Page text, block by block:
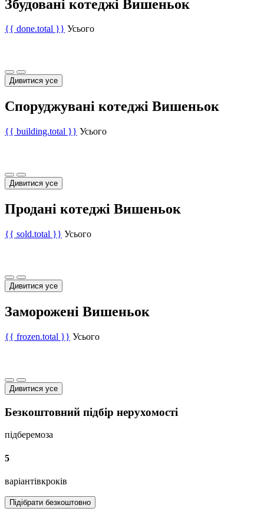
Збудовані котеджі Вишеньок
{{ done.total }} Усього
Дивитися усе
Споруджувані котеджі Вишеньок
{{ building.total }} Усього
Дивитися усе
Продані котеджі Вишеньок
{{ sold.total }} Усього
Дивитися усе
Заморожені Вишеньок
{{ frozen.total }} Усього
Дивитися усе
Безкоштовний підбір нерухомості
підберемоза
5
варіантівкроків
Підібрати безкоштовно